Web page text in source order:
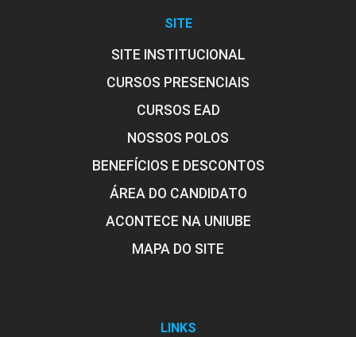
SITE
SITE INSTITUCIONAL
CURSOS PRESENCIAIS
CURSOS EAD
NOSSOS POLOS
BENEFÍCIOS E DESCONTOS
ÁREA DO CANDIDATO
ACONTECE NA UNIUBE
MAPA DO SITE
LINKS